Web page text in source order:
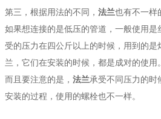
第三，根据用法的不同， 法兰也有不一样
如果想连接的是低压的管道，一般使用是
受的压力在四公斤以上的时候，用到的
兰，它们在安装的时候，都是成对的使用
而且要注意的是， 法兰承受不同压力的时
安装的过程，使用的螺栓也不一样。